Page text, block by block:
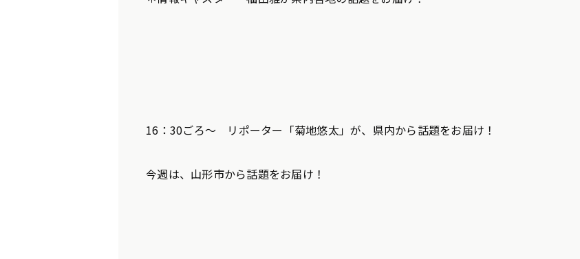
16：30ごろ～ リポーター「菊地悠太」が、県内から話題をお届け！
今週は、山形市から話題をお届け！